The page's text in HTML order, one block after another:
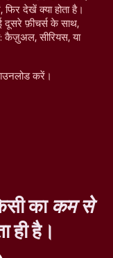
देखें क्या होता है।
दूसरे फ़ीचर्स के साथ,
कैज़ुअल, सीरियस, या
करें।
काकम से
ही है।